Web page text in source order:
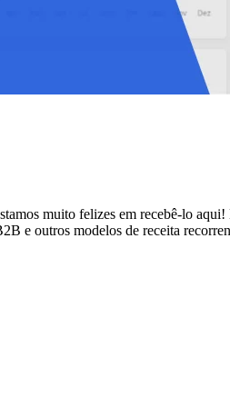
muito felizes em recebê-lo
e outros modelos de receita